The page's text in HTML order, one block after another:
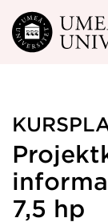
Hoppa direkt
7,5 hp